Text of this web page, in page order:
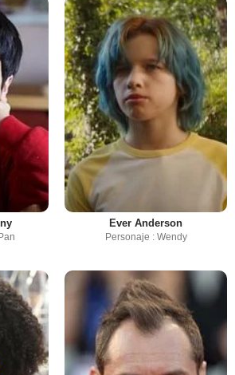
Ever Anderson
Personaje : Wendy